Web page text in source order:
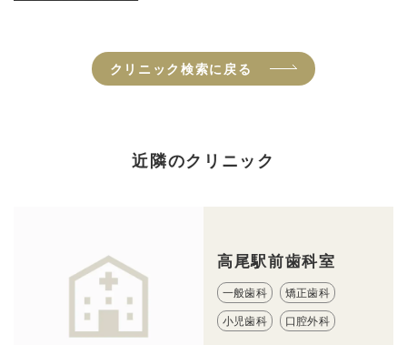
クリニック検索に戻る
近隣のクリニック
高尾駅前歯科室
一般歯科 矯正歯科
小児歯科 口腔外科